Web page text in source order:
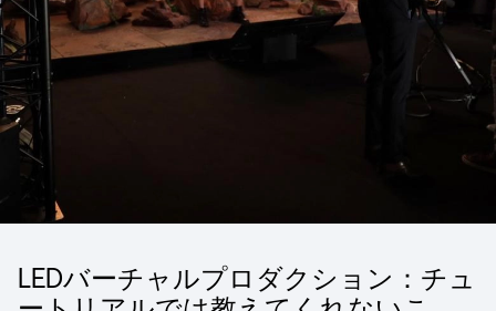
LEDバーチャルプロダクション：チュ